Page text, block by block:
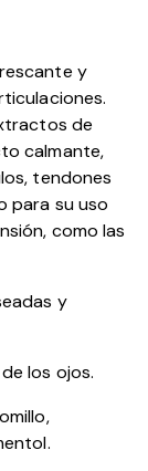
y
de
calmante,
tendones
para su uso
como las
y
los ojos.